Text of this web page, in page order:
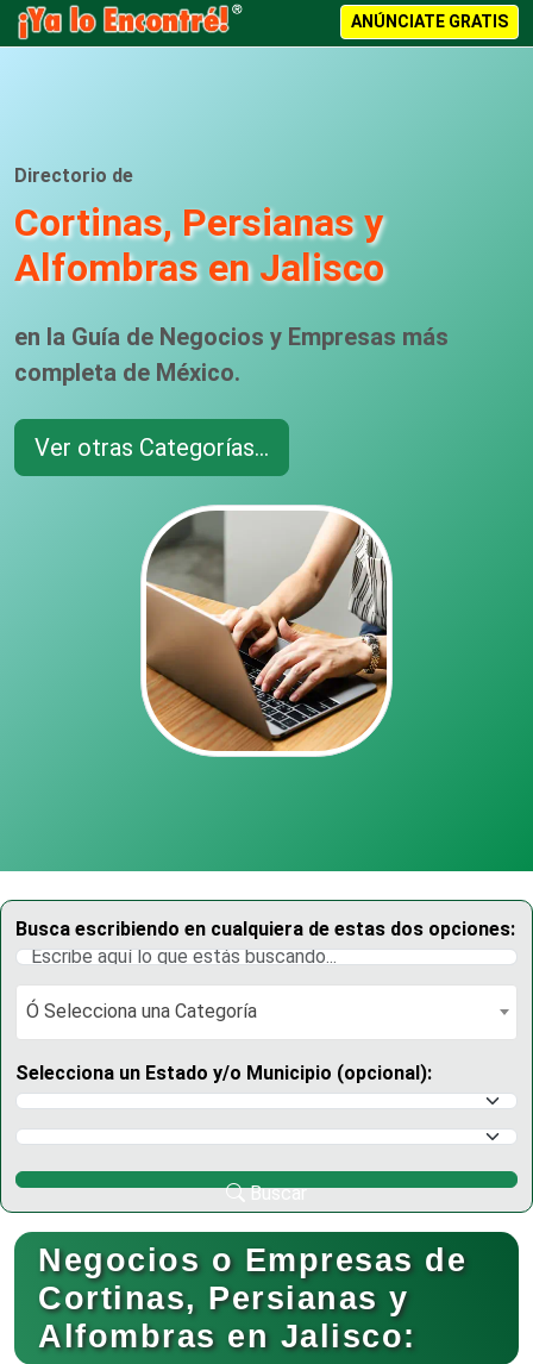
ANÚNCIATE GRATIS
Directorio de
Cortinas, Persianas y
Alfombras en Jalisco
en la Guía de Negocios y Empresas más
completa de México.
Ver otras Categorías...
Busca escribiendo en cualquiera de estas dos opciones:
Ó Selecciona una Categoría
Ó Selecciona una Categoría
Selecciona un Estado y/o Municipio (opcional):
Selecciona un Estado
Selecciona un Municipio
Buscar
Negocios o Empresas de
Cortinas, Persianas y
Alfombras en Jalisco: